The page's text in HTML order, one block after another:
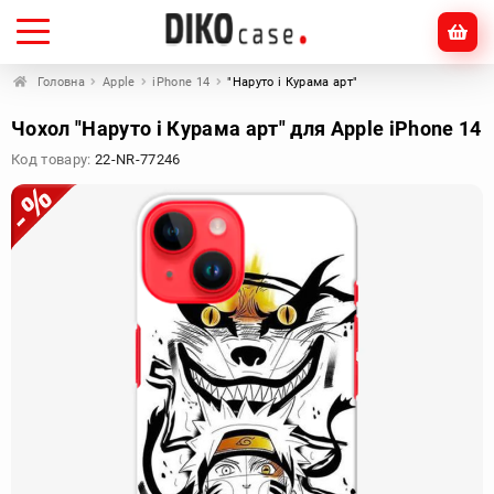
Головна Apple iPhone 14 "Наруто і Курама арт"
Чохол "Наруто і Курама арт" для Apple iPhone 14
Код товару: 22-NR-77246